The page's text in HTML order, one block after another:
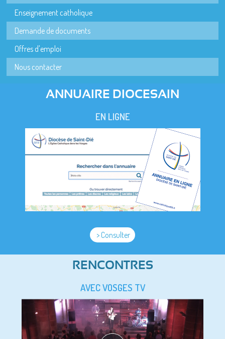
Enseignement catholique
Demande de documents
Offres d'emploi
Nous contacter
ANNUAIRE DIOCESAIN
EN LIGNE
> Consulter
RENCONTRES
AVEC VOSGES TV